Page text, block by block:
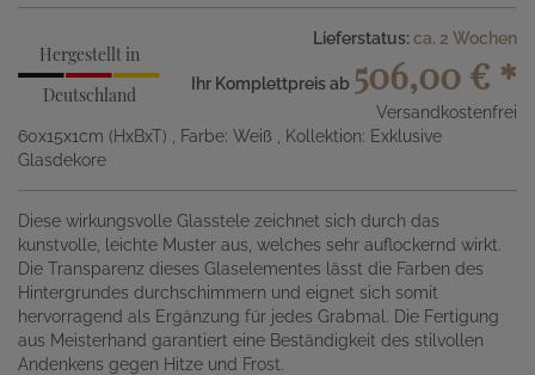
Hergestellt in
Deutschland
Lieferstatus: ca. 2 Wochen
Ihr Komplettpreis ab 506,00 € *
Versandkostenfrei
60x15x1cm (HxBxT)
, Farbe: Weiß
, Kollektion: Exklusive
Glasdekore
Diese wirkungsvolle Glasstele zeichnet sich durch das
kunstvolle, leichte Muster aus, welches sehr auflockernd wirkt.
Die Transparenz dieses Glaselementes lässt die Farben des
Hintergrundes durchschimmern und eignet sich somit
hervorragend als Ergänzung für jedes Grabmal. Die Fertigung
aus Meisterhand garantiert eine Beständigkeit des stilvollen
Andenkens gegen Hitze und Frost.